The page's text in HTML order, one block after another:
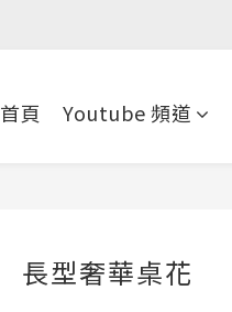
首頁 Youtube 頻道
長型奢華桌花